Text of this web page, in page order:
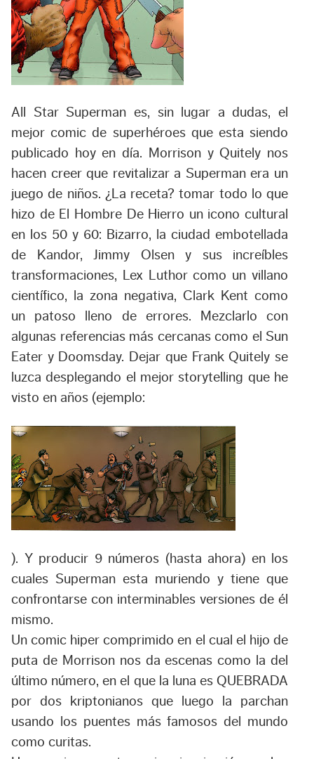
All Star Superman es, sin lugar a dudas, el
mejor comic de superhéroes que esta siendo
publicado hoy en día. Morrison y Quitely nos
hacen creer que revitalizar a Superman era un
juego de niños. ¿La receta? tomar todo lo que
hizo de El Hombre De Hierro un icono cultural
en los 50 y 60: Bizarro, la ciudad embotellada
de Kandor, Jimmy Olsen y sus increíbles
transformaciones, Lex Luthor como un villano
científico, la zona negativa, Clark Kent como
un patoso lleno de errores. Mezclarlo con
algunas referencias más cercanas como el Sun
Eater y Doomsday. Dejar que Frank Quitely se
luzca desplegando el mejor storytelling que he
visto en años (ejemplo:
). Y producir 9 números (hasta ahora) en los
cuales Superman esta muriendo y tiene que
confrontarse con interminables versiones de él
mismo.
Un comic hiper comprimido en el cual el hijo de
puta de Morrison nos da escenas como la del
último número, en el que la luna es QUEBRADA
por dos kriptonianos que luego la parchan
usando los puentes más famosos del mundo
como curitas.